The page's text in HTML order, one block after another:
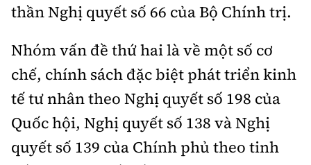
thần Nghị quyết số 66 của Bộ Chính trị.
Nhóm vấn đề thứ hai là về một số cơ
chế, chính sách đặc biệt phát triển kinh
tế tư nhân theo Nghị quyết số 198 của
Quốc hội, Nghị quyết số 138 và Nghị
quyết số 139 của Chính phủ theo tinh